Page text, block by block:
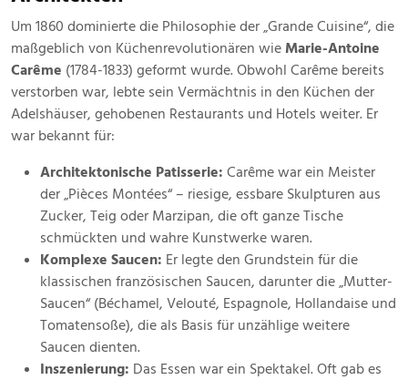
Um 1860 dominierte die Philosophie der „Grande Cuisine“, die
maßgeblich von Küchenrevolutionären wieMarie-Antoine
Carême (1784-1833) geformt wurde. Obwohl Carême bereits
verstorben war, lebte sein Vermächtnis in den Küchen der
Adelshäuser, gehobenen Restaurants und Hotels weiter. Er
war bekannt für:
Architektonische Patisserie: Carême war ein Meister
der „Pièces Montées“ – riesige, essbare Skulpturen aus
Zucker, Teig oder Marzipan, die oft ganze Tische
schmückten und wahre Kunstwerke waren.
Komplexe Saucen: Er legte den Grundstein für die
klassischen französischen Saucen, darunter die „Mutter-
Saucen“ (Béchamel, Velouté, Espagnole, Hollandaise und
Tomatensoße), die als Basis für unzählige weitere
Saucen dienten.
Inszenierung: Das Essen war ein Spektakel. Oft gab es